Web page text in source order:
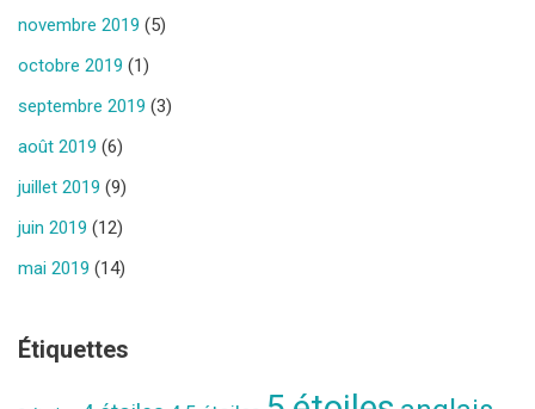
novembre 2019 (5)
octobre 2019 (1)
septembre 2019 (3)
août 2019 (6)
juillet 2019 (9)
juin 2019 (12)
mai 2019 (14)
Étiquettes